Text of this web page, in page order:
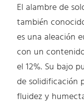
El alambre de
también
es una aleación
con un
el 12%. Su bajo
de solidificación
fluidez y